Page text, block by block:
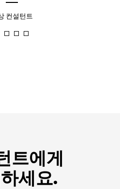
컨설턴트
트에게
세요.